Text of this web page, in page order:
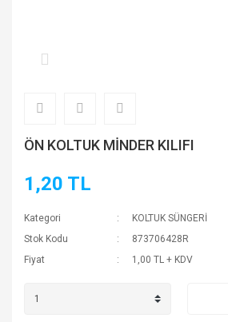
ÖN KOLTUK MİNDER KILIFI
1,20 TL
Kategori
KOLTUK SÜNGERİ
Stok Kodu
873706428R
Fiyat
1,00 TL + KDV